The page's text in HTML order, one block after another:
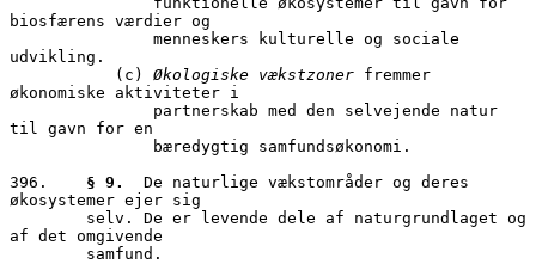
biosfærens værdier og
udvikling.
           (c)
Økologiske vækstzoner fremmer
økonomiske aktiviteter i
til gavn for en
§ 9.
  De naturlige vækstområder og deres
økosystemer ejer sig
af det omgivende